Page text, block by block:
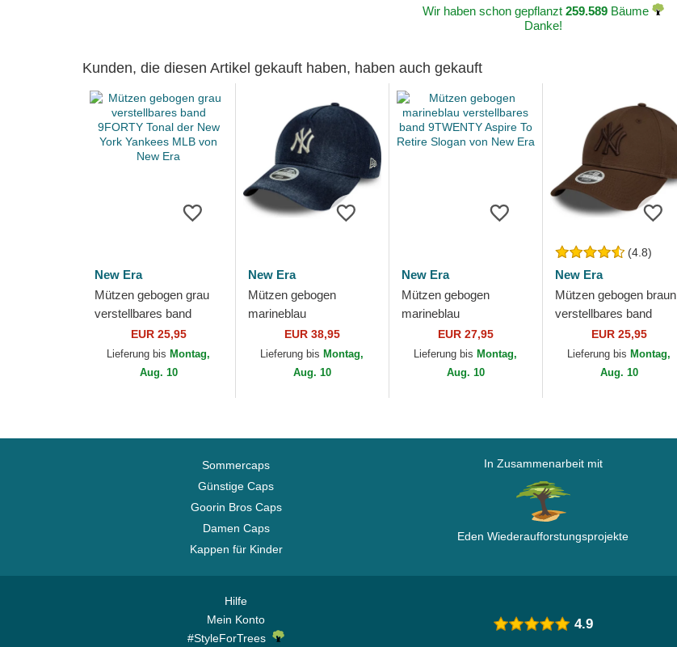
Wir haben schon gepflanzt 259.589Bäume
Danke!
Kunden, die diesen Artikel gekauft haben, haben auch gekauft
New Era
Mützen gebogen grau
verstellbares band
9FORTY Tonal der New
York Yankees MLB von
EUR 25,95
Lieferung bis Montag,
Aug. 10
New Era
Mützen gebogen
marineblau
verstellbares band
9TWENTY A Frame
Denim der New York
EUR 38,95
Lieferung bis Montag,
Aug. 10
New Era
Mützen gebogen
marineblau
verstellbares band
9TWENTY Aspire To
Retire Slogan von New
EUR 27,95
Lieferung bis Montag,
Aug. 10
(4.8)
New Era
Mützen gebogen braun
verstellbares band
9FORTY League
Essential der New York
Yankees MLB von New
EUR 25,95
Lieferung bis Montag,
Aug. 10
Sommercaps
Günstige Caps
Goorin Bros Caps
Damen Caps
Kappen für Kinder
In Zusammenarbeit mit
Eden Wiederaufforstungsprojekte
Hilfe
Mein Konto
#StyleForTrees
4.9